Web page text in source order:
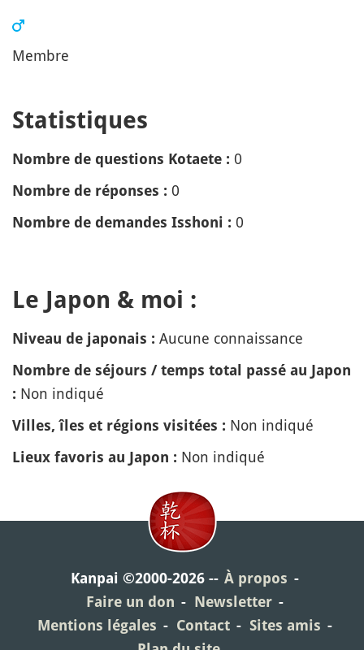
Membre
Statistiques
Nombre de questions Kotaete : 0
Nombre de réponses : 0
Nombre de demandes Isshoni : 0
Le Japon & moi :
Niveau de japonais : Aucune connaissance
Nombre de séjours / temps total passé au Japon
: Non indiqué
Villes, îles et régions visitées : Non indiqué
Lieux favoris au Japon : Non indiqué
Kanpai ©2000-2026
À propos
Faire un don
Newsletter
Mentions légales
Contact
Sites amis